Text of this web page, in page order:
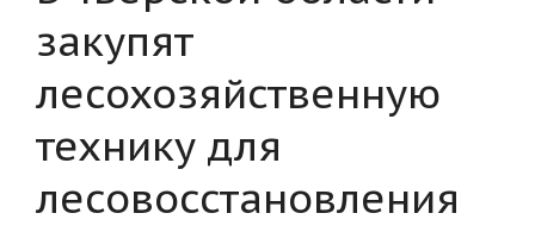
закупят
лесохозяйственную
технику для
лесовосстановления